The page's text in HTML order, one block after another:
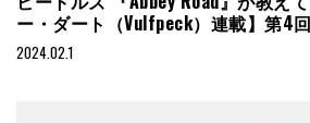
ー・ダート（Vulfpeck）連載】第4回
2024.02.1